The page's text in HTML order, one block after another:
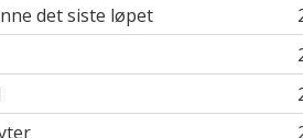
det siste løpet